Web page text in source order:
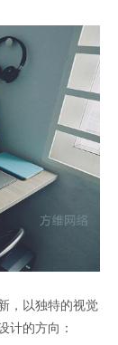
，以独特的视觉
计的方向：